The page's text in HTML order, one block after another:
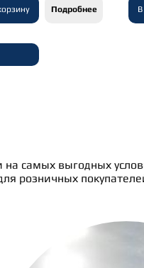
Подробнее
на самых выгодных
розничных